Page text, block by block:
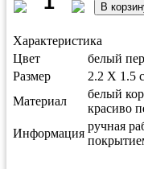
Характеристика
Цвет
белый
Размер
2.2 X 1.5
Материал
белый
красиво
Информация
ручная